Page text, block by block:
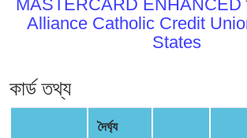
বিন
এপিআই
BIN
Checker
MASTERCARD ENHANCED
Alliance Catholic Credit
States
কার্ড তথ্য
দৈর্ঘ্য